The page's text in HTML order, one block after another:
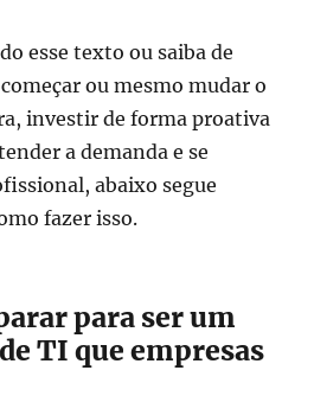
esse texto ou saiba de
ou mesmo mudar o
investir de forma proativa
a demanda e se
abaixo segue
fazer isso.
para ser um
TI que empresas